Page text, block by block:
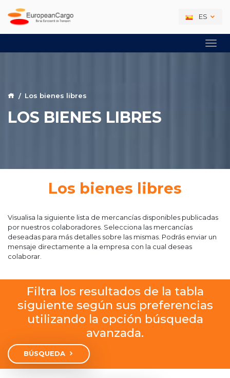
ES
Los bienes libres
LOS BIENES LIBRES
Los bienes libres
Visualisa la siguiente lista de mercancías disponibles publicadas
por nuestros colaboradores. Selecciona las mercancías
deseadas para más detalles sobre las mismas. Podrás enviar un
mensaje directamente a la empresa con la cual deseas
colaborar.
Filtra los resultados de la tabla
siguiente según sus preferencias
utilizando la opción búsqueda
avanzada.
BÚSQUEDA